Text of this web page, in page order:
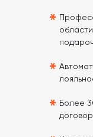
*
*
* Более